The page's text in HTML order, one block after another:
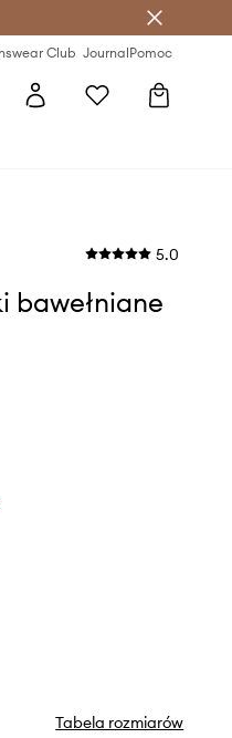
Club JournalPomoc
5.0
bawełniane
Tabela rozmiarów